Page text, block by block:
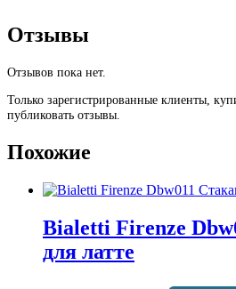
Отзывы
Отзывов пока нет.
Только зарегистрированные клиенты,
публиковать отзывы.
Похожие
Bialetti Firenze
для латте